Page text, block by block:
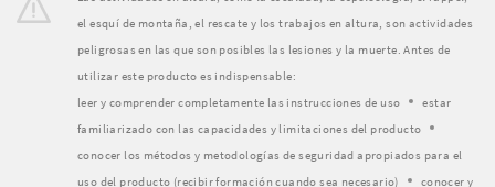
el esquí de montaña, el rescate y los trabajos en altura, son actividades
peligrosas en las que son posibles las lesiones y la muerte. Antes de
utilizar este producto es indispensable:
leer y comprender completamente las instrucciones de uso
estar
familiarizado con las capacidades y limitaciones del producto
conocer los métodos y metodologías de seguridad apropiados para el
uso del producto (recibir formación cuando sea necesario)
conocer y